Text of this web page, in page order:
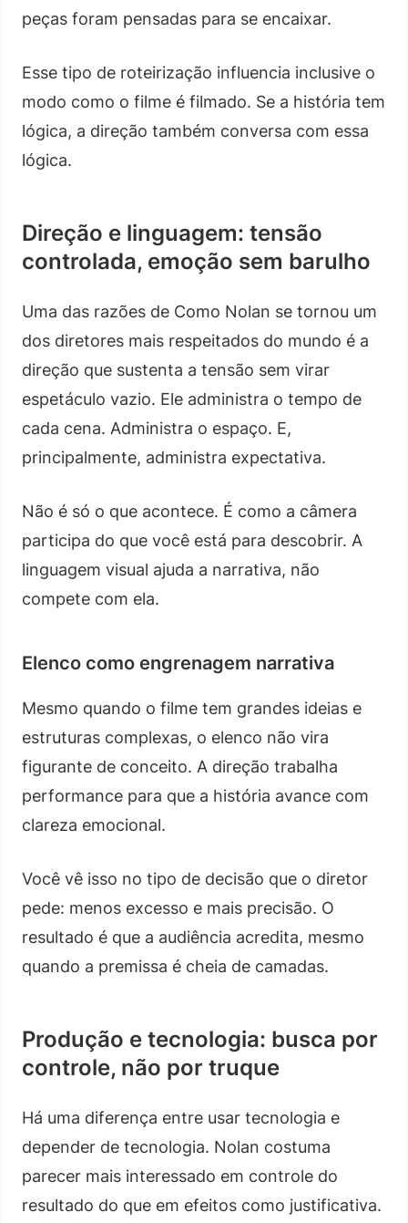
peças foram pensadas para se encaixar.
Esse tipo de roteirização influencia inclusive o
modo como o filme é filmado. Se a história tem
lógica, a direção também conversa com essa
lógica.
Direção e linguagem: tensão
controlada, emoção sem barulho
Uma das razões de Como Nolan se tornou um
dos diretores mais respeitados do mundo é a
direção que sustenta a tensão sem virar
espetáculo vazio. Ele administra o tempo de
cada cena. Administra o espaço. E,
principalmente, administra expectativa.
Não é só o que acontece. É como a câmera
participa do que você está para descobrir. A
linguagem visual ajuda a narrativa, não
compete com ela.
Elenco como engrenagem narrativa
Mesmo quando o filme tem grandes ideias e
estruturas complexas, o elenco não vira
figurante de conceito. A direção trabalha
performance para que a história avance com
clareza emocional.
Você vê isso no tipo de decisão que o diretor
pede: menos excesso e mais precisão. O
resultado é que a audiência acredita, mesmo
quando a premissa é cheia de camadas.
Produção e tecnologia: busca por
controle, não por truque
Há uma diferença entre usar tecnologia e
depender de tecnologia. Nolan costuma
parecer mais interessado em controle do
resultado do que em efeitos como justificativa.